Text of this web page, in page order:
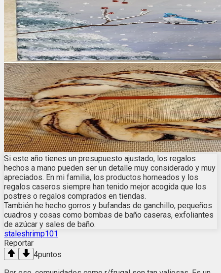
Si este año tienes un presupuesto ajustado, los regalos
hechos a mano pueden ser un detalle muy considerado y muy
apreciados. En mi familia, los productos horneados y los
regalos caseros siempre han tenido mejor acogida que los
postres o regalos comprados en tiendas.
También he hecho gorros y bufandas de ganchillo, pequeños
cuadros y cosas como bombas de baño caseras, exfoliantes
de azúcar y sales de baño.
staleshrimp101
Reportar
4puntos